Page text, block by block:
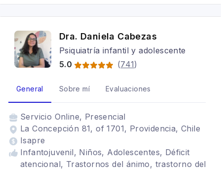
Dra. Daniela Cabezas
Psiquiatría infantil y adolescente
5.0
(741)
General Sobre mí Evaluaciones
Servicio Online, Presencial
La Concepción 81, of 1701, Providencia, Chile
Isapre
Infantojuvenil, Niños, Adolescentes, Déficit
atencional, Trastornos del ánimo, trastorno del